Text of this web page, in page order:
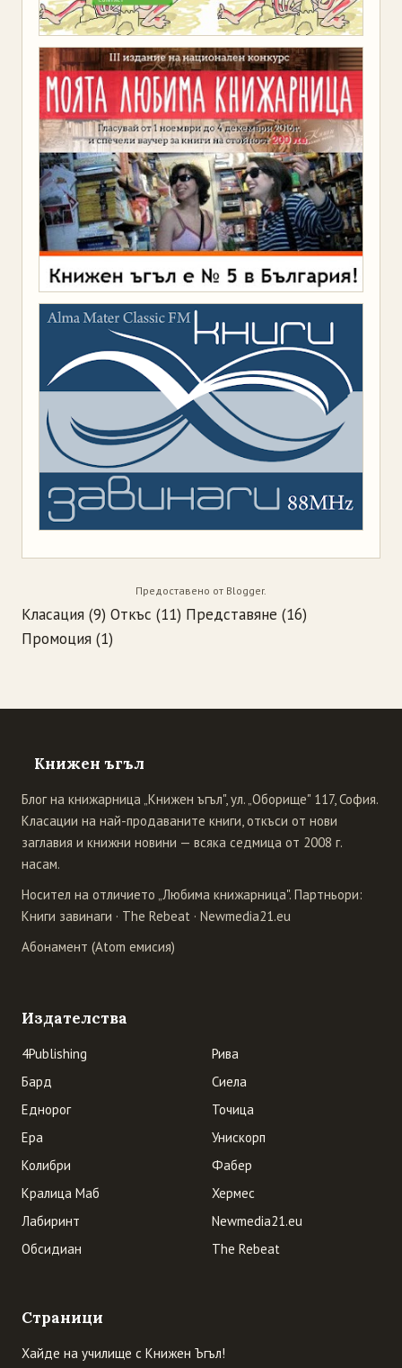
Предоставено от Blogger.
Класация (9) Откъс (11) Представяне (16)
Промоция (1)
Книжен ъгъл
Блог на книжарница „Книжен ъгъл", ул. „Оборище" 117, София.
Класации на най-продаваните книги, откъси от нови
заглавия и книжни новини — всяка седмица от 2008 г.
насам.
Носител на отличието „Любима книжарница". Партньори:
Книги завинаги · The Rebeat · Newmedia21.eu
Абонамент (Atom емисия)
Издателства
4Publishing
Бард
Еднорог
Ера
Колибри
Кралица Маб
Лабиринт
Обсидиан
Рива
Сиела
Точица
Унискорп
Фабер
Хермес
Newmedia21.eu
The Rebeat
Страници
Хайде на училище с Книжен Ъгъл!